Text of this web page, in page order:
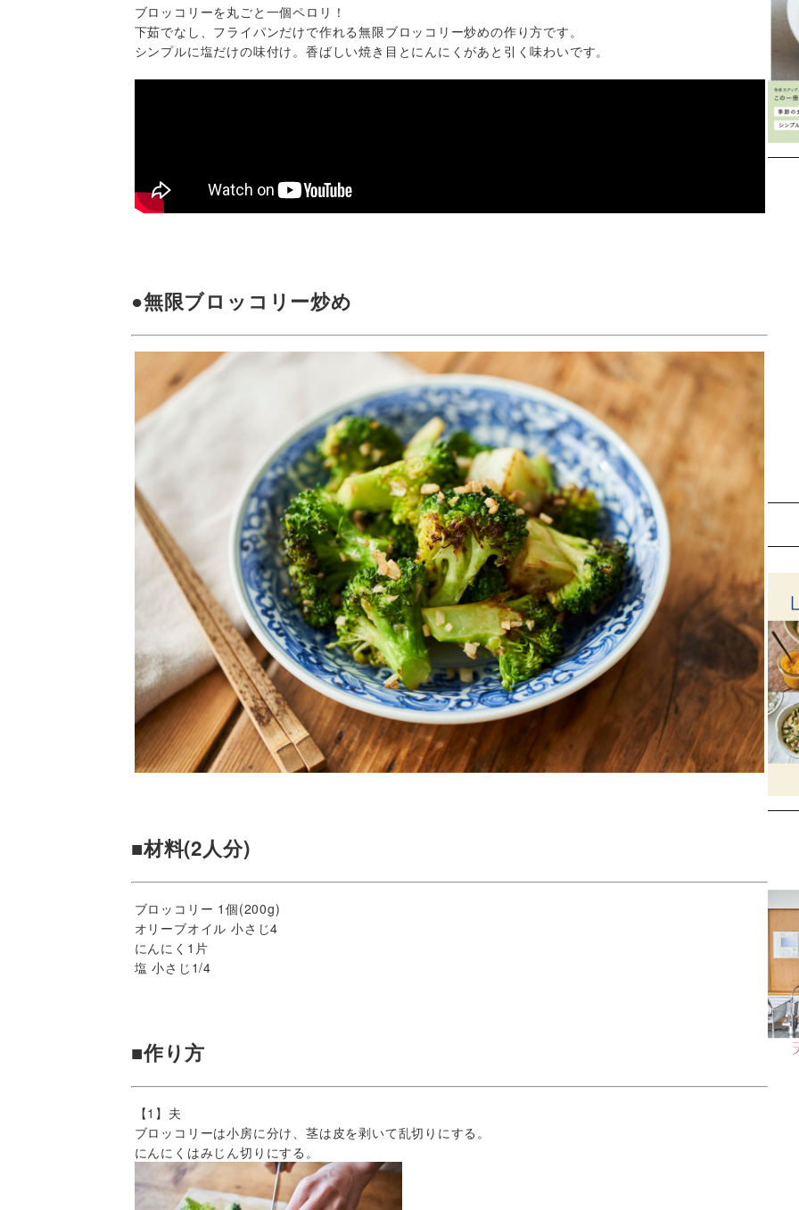
ブロッコリーを丸ごと一個ペロリ！
下茹でなし、フライパンだけで作れる無限ブロッコリー炒めの作り方です。
シンプルに塩だけの味付け。香ばしい焼き目とにんにくがあと引く味わいです。
●無限ブロッコリー炒め
■材料(2人分)
ブロッコリー 1個(200g)
オリーブオイル 小さじ4
にんにく1片
塩 小さじ1/4
■作り方
【1】夫
ブロッコリーは小房に分け、茎は皮を剥いて乱切りにする。
にんにくはみじん切りにする。